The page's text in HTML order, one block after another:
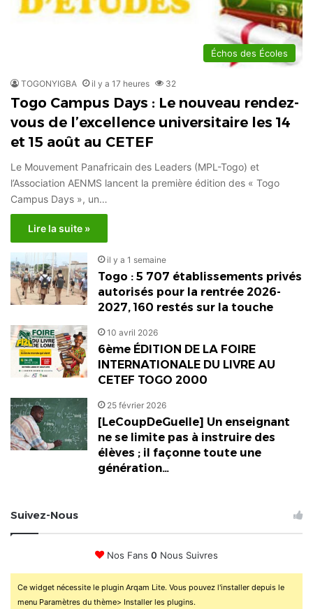
Échos des Écoles
TOGONYIGBA il y a 17 heures 32
Togo Campus Days : Le nouveau rendez-
vous de l’excellence universitaire les 14
et 15 août au CETEF
Le Mouvement Panafricain des Leaders (MPL-Togo) et
l’Association AENMS lancent la première édition des « Togo
Campus Days », un…
Lire la suite »
il y a 1 semaine
Togo : 5 707 établissements privés
autorisés pour la rentrée 2026-
2027, 160 restés sur la touche
10 avril 2026
6ème ÉDITION DE LA FOIRE
INTERNATIONALE DU LIVRE AU
CETEF TOGO 2000
25 février 2026
[LeCoupDeGuelle] Un enseignant
ne se limite pas à instruire des
élèves ; il façonne toute une
génération…
Suivez-Nous
Nos Fans 0 Nous Suivres
Ce widget nécessite le plugin Arqam Lite. Vous pouvez l'installer depuis le
menu Paramètres du thème> Installer les plugins.